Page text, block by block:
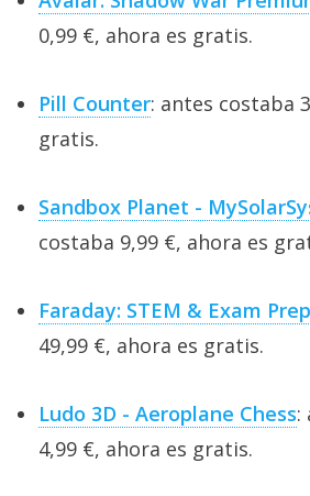
0,99 €, ahora es gratis.
Pill Counter: antes costaba
gratis.
Sandbox Planet -
costaba 9,99 €, ahora es
Faraday: STEM & Exam Prep
49,99 €, ahora es gratis.
Ludo 3D - Aeroplane Chess:
4,99 €, ahora es gratis.